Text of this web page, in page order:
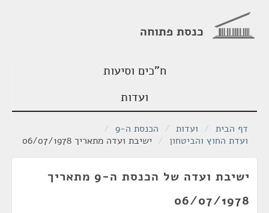
כנסת פתוחה
ח"כים וסיעות
ועדות
דף הבית / ועדות / הכנסת ה-9
/
ועדת החוץ והביטחון / ישיבת ועדה מתאריך 06/07/1978
ישיבת ועדה של הכנסת ה-9 מתאריך
06/07/1978